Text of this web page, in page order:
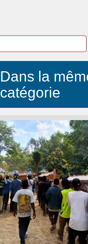
Dans la
catégorie